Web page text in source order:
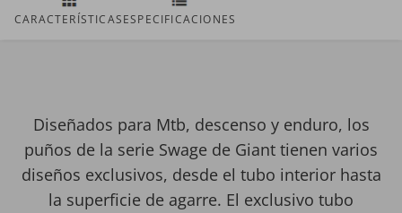
CARACTERÍSTICASESPECIFICACIONES
Diseñados para Mtb, descenso y enduro, los
puños de la serie Swage de Giant tienen varios
diseños exclusivos, desde el tubo interior hasta
la superficie de agarre. El exclusivo tubo